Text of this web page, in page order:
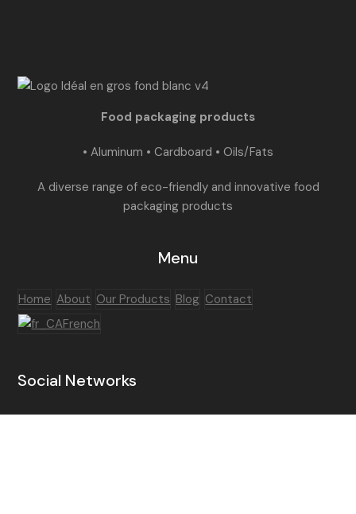
Food packaging products
• Aluminum • Cardboard • Oils/Fats
A diverse range of eco-friendly and innovative food
packaging products
Menu
Home About Our Products Blog Contact
French
Social Networks